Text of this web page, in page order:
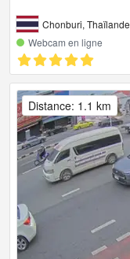
Chonburi, Thaïlande
Webcam en ligne
Distance: 1.1 km